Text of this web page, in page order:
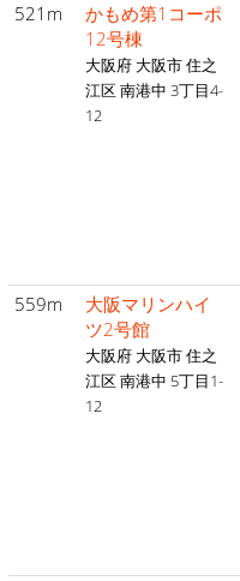
521m
かもめ第1コーポ
12号棟
大阪府 大阪市 住之
江区 南港中 3丁目4-
12
559m
大阪マリンハイ
ツ2号館
大阪府 大阪市 住之
江区 南港中 5丁目1-
12